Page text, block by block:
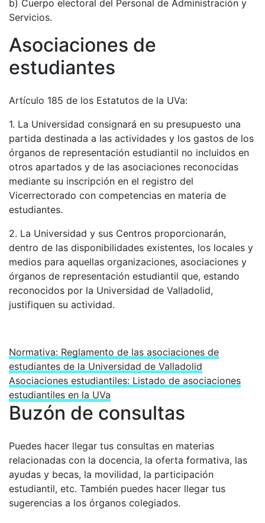
b) Cuerpo electoral del Personal de Administración y
Servicios.
Asociaciones de
estudiantes
Artículo 185 de los Estatutos de la UVa:
1. La Universidad consignará en su presupuesto una
partida destinada a las actividades y los gastos de los
órganos de representación estudiantil no incluidos en
otros apartados y de las asociaciones reconocidas
mediante su inscripción en el registro del
Vicerrectorado con competencias en materia de
estudiantes.
2. La Universidad y sus Centros proporcionarán,
dentro de las disponibilidades existentes, los locales y
medios para aquellas organizaciones, asociaciones y
órganos de representación estudiantil que, estando
reconocidos por la Universidad de Valladolid,
justifiquen su actividad.
Normativa: Reglamento de las asociaciones de
estudiantes de la Universidad de Valladolid
Asociaciones estudiantiles: Listado de asociaciones
estudiantiles en la UVa
Buzón de consultas
Puedes hacer llegar tus consultas en materias
relacionadas con la docencia, la oferta formativa, las
ayudas y becas, la movilidad, la participación
estudiantil, etc. También puedes hacer llegar tus
sugerencias a los órganos colegiados.